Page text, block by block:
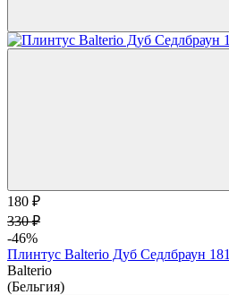
180 ₽
330 ₽
-46%
Плинтус Balterio Дуб Седлбраун 181
Balterio
(Бельгия)